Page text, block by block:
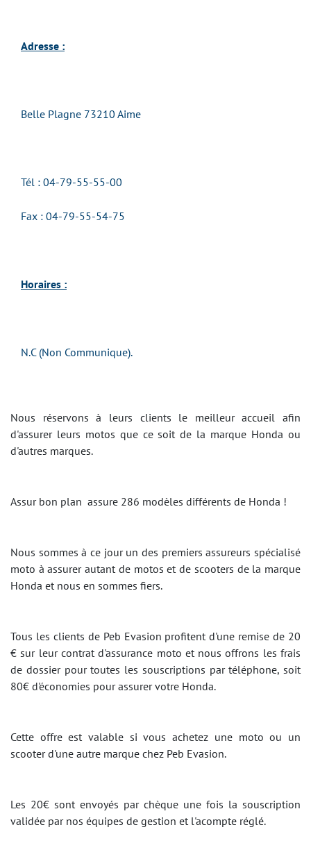
Adresse :
Belle Plagne 73210 Aime
Tél : 04-79-55-55-00
Fax : 04-79-55-54-75
Horaires :
N.C (Non Communique).
Nous réservons à leurs clients le meilleur accueil afin
d'assurer leurs motos que ce soit de la marque Honda ou
d'autres marques.
Assur bon plan assure 286 modèles différents de Honda !
Nous sommes à ce jour un des premiers assureurs spécialisé
moto à assurer autant de motos et de scooters de la marque
Honda et nous en sommes fiers.
Tous les clients de Peb Evasion profitent d'une remise de 20
€ sur leur contrat d'assurance moto et nous offrons les frais
de dossier pour toutes les souscriptions par téléphone, soit
80€ d'économies pour assurer votre Honda.
Cette offre est valable si vous achetez une moto ou un
scooter d'une autre marque chez Peb Evasion.
Les 20€ sont envoyés par chèque une fois la souscription
validée par nos équipes de gestion et l'acompte réglé.